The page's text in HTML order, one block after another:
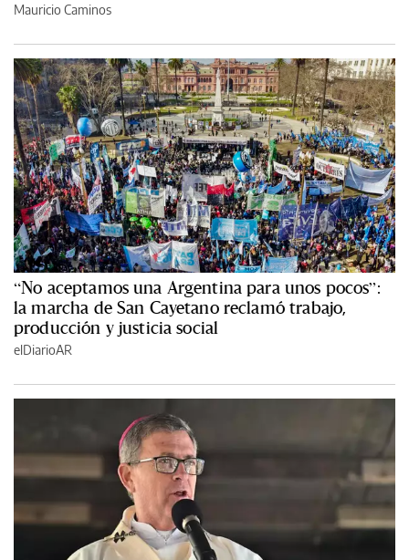
Mauricio Caminos
“No aceptamos una Argentina para unos pocos”:
la marcha de San Cayetano reclamó trabajo,
producción y justicia social
elDiarioAR